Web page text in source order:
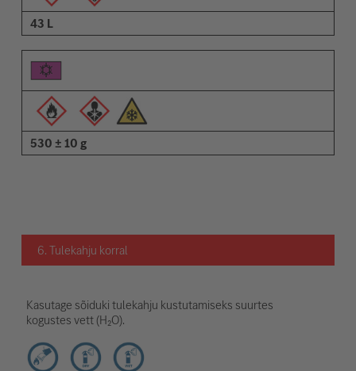
43 L
530 ± 10 g
6. Tulekahju korral
Kasutage sõiduki tulekahju kustutamiseks suurtes
kogustes vett (H₂O).